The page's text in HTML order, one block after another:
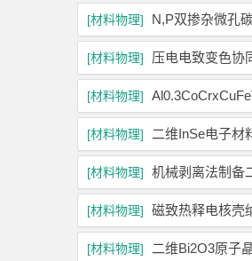
[材料物理] N,P双掺杂微孔
[材料物理] 压电电致变色协
[材料物理]
[材料物理] 二维InSe电子材
[材料物理] 机械剥离法制备
[材料物理] 磁致热释电核壳
[材料物理] 二维Bi2O3原子